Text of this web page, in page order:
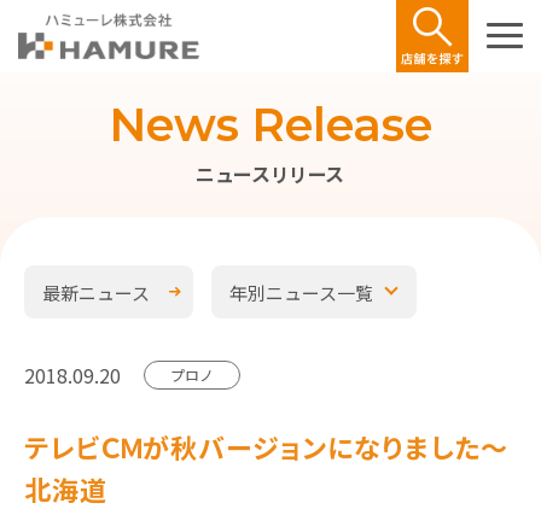
ニュースリリース
News Release
最新ニュース 年別ニュース一覧
2018.09.20 プロノ
テレビＣＭが秋バージョンになりました～
北海道